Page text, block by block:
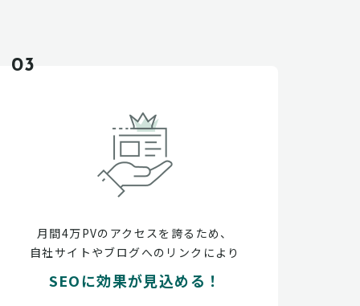
03
月間4万PVのアクセスを誇るため、
自社サイトやブログへのリンクにより
SEOに効果が見込める！